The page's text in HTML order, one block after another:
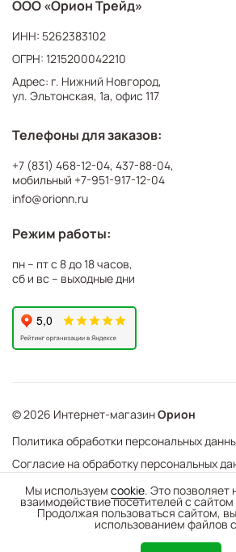
Мы используем cookie. Это позволяет
взаимодействие посетителей с
Продолжая пользоваться сайтом, вы
использованием файлов
- + В
ООО «Орион Трейд»
ИНН: 5262383102
ОГРН: 1215200042210
Адрес: г. Нижний Новгород,
ул. Эльтонская, 1а, офис 117
Телефоны для заказов:
+7 (831) 468-12-04, 437-88-04,
мобильный +7-951-917-12-04
info@orionn.ru
Режим работы:
пн – пт с 8 до 18 часов,
сб и вс – выходные дни
© 2026 Интернет-магазинОрион
Политика обработки персональных
Согласие на обработку персональных
Web Механика
- создание интернет-магазинов